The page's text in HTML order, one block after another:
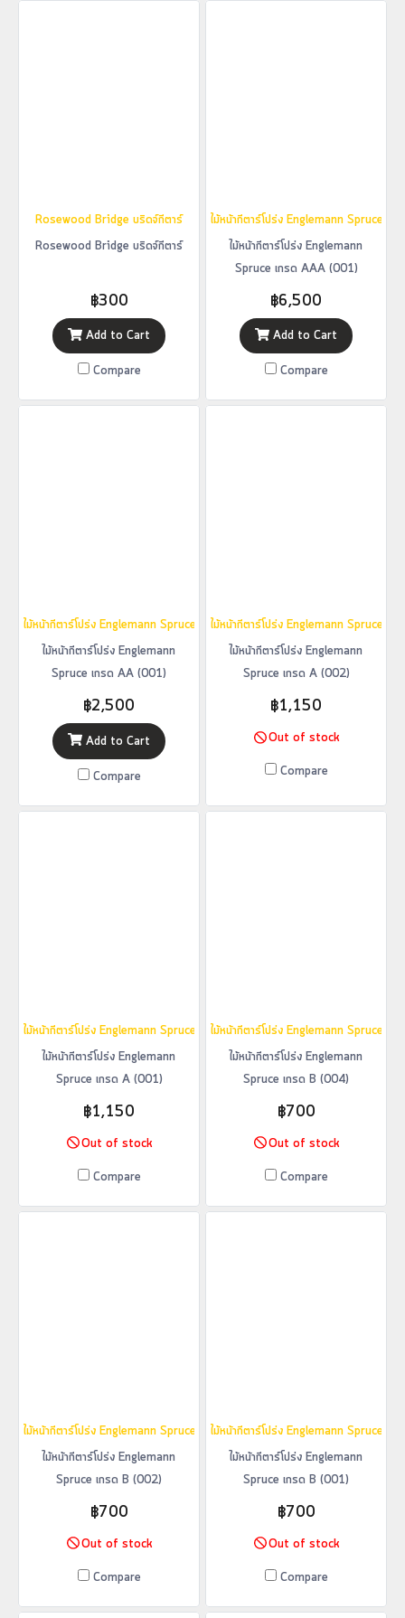
Rosewood Bridge บริดจ์กีตาร์
Rosewood Bridge บริดจ์กีตาร์
฿300
Add to Cart
Compare
ไม้หน้ากีตาร์โปร่ง Englemann Spruce เ
ไม้หน้ากีตาร์โปร่ง Englemann
Spruce เกรด AAA (001)
฿6,500
Add to Cart
Compare
ไม้หน้ากีตาร์โปร่ง Englemann Spruce เกรด AA (001)
ไม้หน้ากีตาร์โปร่ง Englemann
Spruce เกรด AA (001)
฿2,500
Add to Cart
Compare
ไม้หน้ากีตาร์โปร่ง Englemann Spruce เ
ไม้หน้ากีตาร์โปร่ง Englemann
Spruce เกรด A (002)
฿1,150
Out of stock
Compare
ไม้หน้ากีตาร์โปร่ง Englemann Spruce เกรด A (001)
ไม้หน้ากีตาร์โปร่ง Englemann
Spruce เกรด A (001)
฿1,150
Out of stock
Compare
ไม้หน้ากีตาร์โปร่ง Englemann Spruce เ
ไม้หน้ากีตาร์โปร่ง Englemann
Spruce เกรด B (004)
฿700
Out of stock
Compare
ไม้หน้ากีตาร์โปร่ง Englemann Spruce เกรด B (002)
ไม้หน้ากีตาร์โปร่ง Englemann
Spruce เกรด B (002)
฿700
Out of stock
Compare
ไม้หน้ากีตาร์โปร่ง Englemann Spruce เ
ไม้หน้ากีตาร์โปร่ง Englemann
Spruce เกรด B (001)
฿700
Out of stock
Compare